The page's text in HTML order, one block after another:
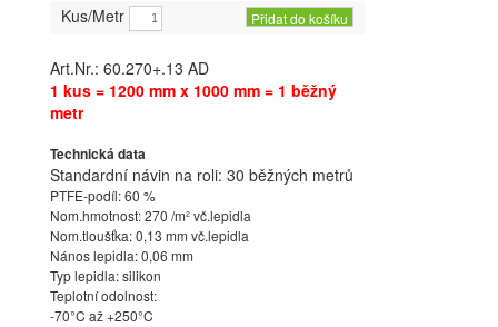
Kus/Metr Přidat do košíku
Art.Nr.: 60.270+.13 AD
1 kus = 1200 mm x 1000 mm = 1 běžný
metr
Technická data
Standardní návin na roli: 30 běžných metrů
PTFE-podíl: 60 %
Nom.hmotnost: 270 /m² vč.lepidla
Nom.tloušťka: 0,13 mm vč.lepidla
Nános lepidla: 0,06 mm
Typ lepidla: silikon
Teplotní odolnost:
-70°C až +250°C